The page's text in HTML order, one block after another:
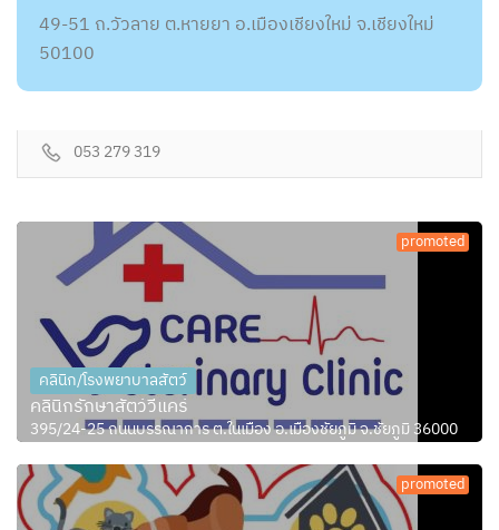
49-51 ถ.วัวลาย ต.หายยา อ.เมืองเชียงใหม่ จ.เชียงใหม่
50100
053 279 319
promoted
คลินิก/โรงพยาบาลสัตว์
คลินิกรักษาสัตว์วีแคร์
395/24-25 ถนนบรรณาการ ต.ในเมือง อ.เมืองชัยภูมิ จ.ชัยภูมิ 36000
promoted